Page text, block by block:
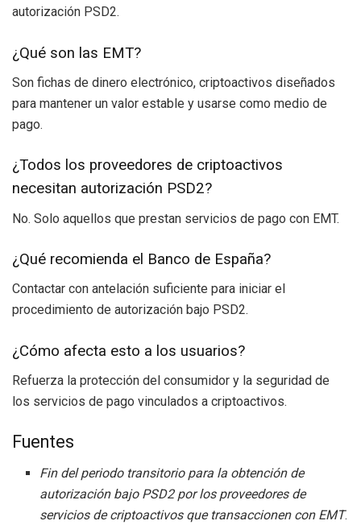
autorización PSD2.
¿Qué son las EMT?
Son fichas de dinero electrónico, criptoactivos diseñados
para mantener un valor estable y usarse como medio de
pago.
¿Todos los proveedores de criptoactivos
necesitan autorización PSD2?
No. Solo aquellos que prestan servicios de pago con EMT.
¿Qué recomienda el Banco de España?
Contactar con antelación suficiente para iniciar el
procedimiento de autorización bajo PSD2.
¿Cómo afecta esto a los usuarios?
Refuerza la protección del consumidor y la seguridad de
los servicios de pago vinculados a criptoactivos.
Fuentes
Fin del periodo transitorio para la obtención de
autorización bajo PSD2 por los proveedores de
servicios de criptoactivos que transaccionen con EMT.